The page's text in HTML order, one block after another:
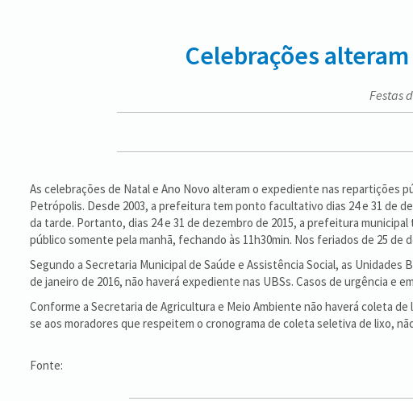
Celebrações
Festas
As celebrações de Natal e Ano Novo alteram o expediente nas repartições
Petrópolis. Desde 2003, a prefeitura tem ponto facultativo dias 24 e 31 de
da tarde. Portanto, dias 24 e 31 de dezembro de 2015, a prefeitura
público somente pela manhã, fechando às 11h30min. Nos feriados de 25
Segundo a Secretaria Municipal de Saúde e Assistência Social, as Unidades
de janeiro de 2016, não haverá expediente nas UBSs. Casos de urgência e
Conforme a Secretaria de Agricultura e Meio Ambiente não haverá coleta de
se aos moradores que respeitem o cronograma de coleta seletiva de lixo,
Fonte: